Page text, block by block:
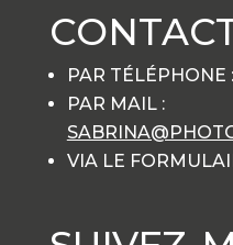
PAR TÉLÉPHONE :
PAR MAIL :
VIA LE